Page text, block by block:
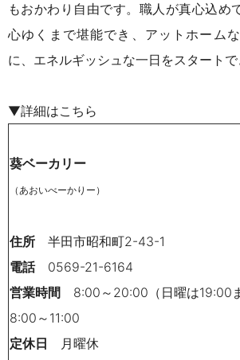
もおかわり自由です。職人が真心込め
心ゆくまで堪能でき、アットホーム
に、エネルギッシュな一日をスタートで
▼詳細はこちら
葵ベーカリー
（あおいべーかりー）
住所 半田市昭和町2-43-1
電話0569-21-6164
営業時間 8:00～20:00（日曜は19:00
8:00～11:00
定休日 月曜休